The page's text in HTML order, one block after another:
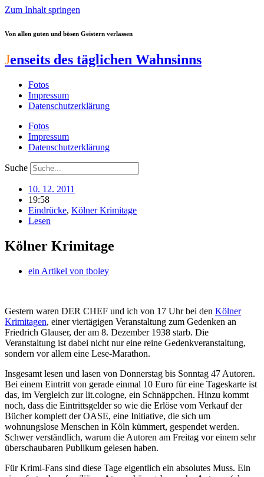
Zum Inhalt springen
Von allen guten und bösen Geistern verlassen
Jenseits des täglichen Wahnsinns
Fotos
Impressum
Datenschutzerklärung
Fotos
Impressum
Datenschutzerklärung
Suche
10. 12. 2011
19:58
Eindrücke, Kölner Krimitage
Lesen
Kölner Krimitage
ein Artikel von tboley
Gestern waren DER CHEF und ich von 17 Uhr bei den Kölner
Krimitagen, einer viertägigen Veranstaltung zum Gedenken an
Friedrich Glauser, der am 8. Dezember 1938 starb. Die
Veranstaltung ist dabei nicht nur eine reine Gedenkveranstaltung,
sondern vor allem eine Lese-Marathon.
Insgesamt lesen und lasen von Donnerstag bis Sonntag 47 Autoren.
Bei einem Eintritt von gerade einmal 10 Euro für eine Tageskarte ist
das, im Vergleich zur lit.cologne, ein Schnäppchen. Hinzu kommt
noch, dass die Eintrittsgelder so wie die Erlöse vom Verkauf der
Bücher komplett der OASE, eine Initiative, die sich um
wohnungslose Menschen in Köln kümmert, gespendet werden.
Schwer verständlich, warum die Autoren am Freitag vor einem sehr
überschaubaren Publikum gelesen haben.
Für Krimi-Fans sind diese Tage eigentlich ein absolutes Muss. Ein